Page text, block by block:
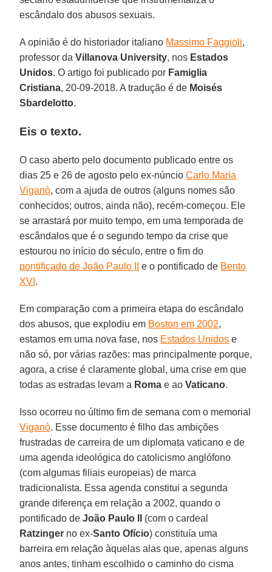
escândalo dos abusos sexuais.
A opinião é do historiador italiano Massimo Faggioli,
professor daVillanova University, nos Estados
Unidos. O artigo foi publicado por Famiglia
Cristiana, 20-09-2018. A tradução é de Moisés
Sbardelotto.
Eis o texto.
O caso aberto pelo documento publicado entre os
dias 25 e 26 de agosto pelo ex-núncioCarlo Maria
Viganò, com a ajuda de outros (alguns nomes são
conhecidos; outros, ainda não), recém-começou. Ele
se arrastará por muito tempo, em uma temporada de
escândalos que é o segundo tempo da crise que
estourou no início do século, entre o fim do
pontificado de João Paulo II
e o pontificado de Bento
XVI .
Em comparação com a primeira etapa do escândalo
dos abusos, que explodiu em Boston em 2002,
estamos em uma nova fase, nos Estados Unidos e
não só, por várias razões: mas principalmente porque,
agora, a crise é claramente global, uma crise em que
todas as estradas levam a Roma e aoVaticano.
Isso ocorreu no último fim de semana com o memorial
Viganò. Esse documento é filho das ambições
frustradas de carreira de um diplomata vaticano e de
uma agenda ideológica do catolicismo anglófono
(com algumas filiais europeias) de marca
tradicionalista. Essa agenda constitui a segunda
grande diferença em relação a 2002, quando o
pontificado deJoão Paulo II
(com o cardeal
Ratzinger no ex-Santo Ofício) constituía uma
barreira em relação àquelas alas que, apenas alguns
anos antes, tinham escolhido o caminho do cisma